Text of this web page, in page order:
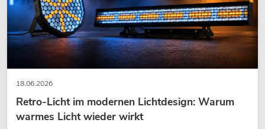
18.06.2026
Retro-Licht im modernen Lichtdesign: Warum
warmes Licht wieder wirkt